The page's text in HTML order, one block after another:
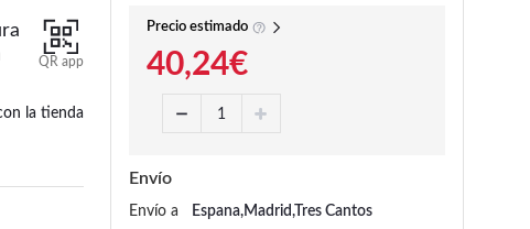
QR app
la tienda
Precio estimado
40,24€
Envío
Envío a Espana,Madrid,Tres Cantos